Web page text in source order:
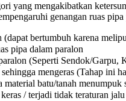
yang mengakibatkan
genangan ruas
bertumbuh karena
pipa dalam paralon
(Seperti Sendok/Garpu,
mengeras (Tahap ini
batu/tanah
/ terjadi tidak teraturan jalu